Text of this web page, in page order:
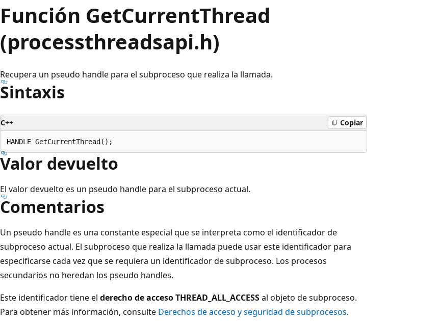
Función GetCurrentThread
(processthreadsapi.h)
Recupera un pseudo handle para el subproceso que realiza la llamada.
Sintaxis
C++ Copiar
Valor devuelto
El valor devuelto es un pseudo handle para el subproceso actual.
Comentarios
Un pseudo handle es una constante especial que se interpreta como el identificador de
subproceso actual. El subproceso que realiza la llamada puede usar este identificador para
especificarse cada vez que se requiera un identificador de subproceso. Los procesos
secundarios no heredan los pseudo handles.
Este identificador tiene el derecho de acceso THREAD_ALL_ACCESSal objeto de subproceso.
Para obtener más información, consulte Derechos de acceso y seguridad de subprocesos.